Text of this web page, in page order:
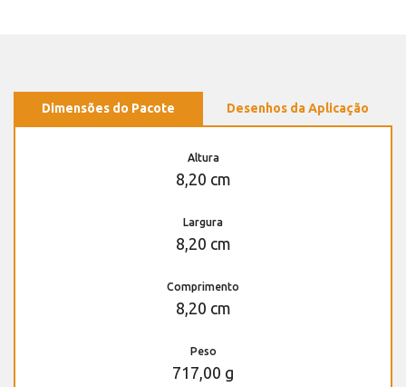
Dimensões do Pacote Desenhos da Aplicação
Altura
8,20 cm
Largura
8,20 cm
Comprimento
8,20 cm
Peso
717,00 g